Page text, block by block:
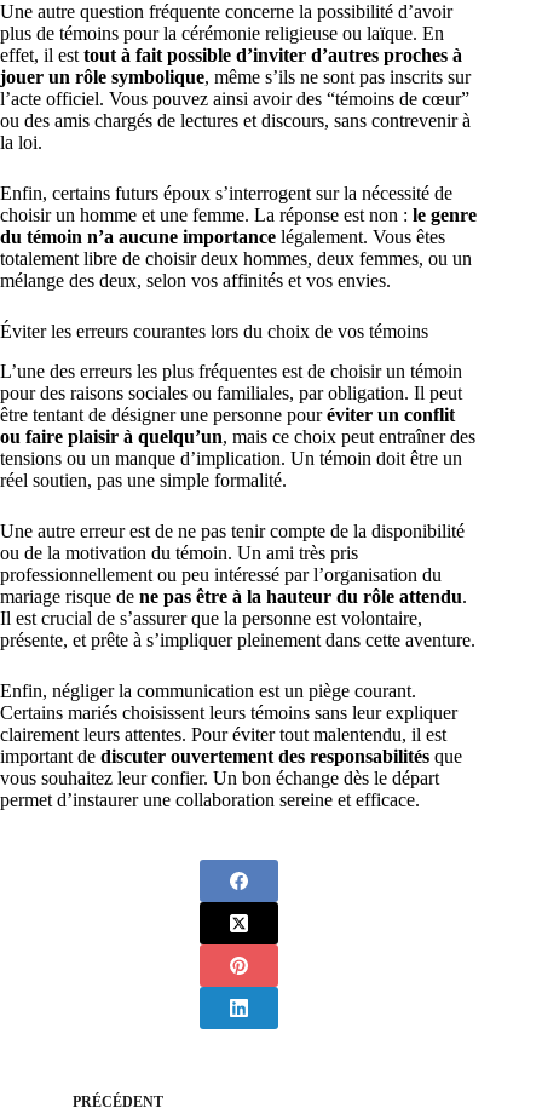
Une autre question fréquente concerne la possibilité d’avoir
plus de témoins pour la cérémonie religieuse ou laïque. En
effet, il est tout à fait possible d’inviter d’autres proches à
jouer un rôle symbolique, même s’ils ne sont pas inscrits sur
l’acte officiel. Vous pouvez ainsi avoir des “témoins de cœur”
ou des amis chargés de lectures et discours, sans contrevenir à
la loi.
Enfin, certains futurs époux s’interrogent sur la nécessité de
choisir un homme et une femme. La réponse est non : le genre
du témoin n’a aucune importance légalement. Vous êtes
totalement libre de choisir deux hommes, deux femmes, ou un
mélange des deux, selon vos affinités et vos envies.
Éviter les erreurs courantes lors du choix de vos témoins
L’une des erreurs les plus fréquentes est de choisir un témoin
pour des raisons sociales ou familiales, par obligation. Il peut
être tentant de désigner une personne pouréviter un conflit
ou faire plaisir à quelqu’un, mais ce choix peut entraîner des
tensions ou un manque d’implication. Un témoin doit être un
réel soutien, pas une simple formalité.
Une autre erreur est de ne pas tenir compte de la disponibilité
ou de la motivation du témoin. Un ami très pris
professionnellement ou peu intéressé par l’organisation du
mariage risque de ne pas être à la hauteur du rôle attendu.
Il est crucial de s’assurer que la personne est volontaire,
présente, et prête à s’impliquer pleinement dans cette aventure.
Enfin, négliger la communication est un piège courant.
Certains mariés choisissent leurs témoins sans leur expliquer
clairement leurs attentes. Pour éviter tout malentendu, il est
important de discuter ouvertement des responsabilités que
vous souhaitez leur confier. Un bon échange dès le départ
permet d’instaurer une collaboration sereine et efficace.
PRÉCÉDENT